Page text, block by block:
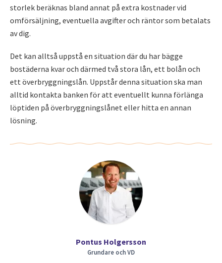
storlek beräknas bland annat på extra kostnader vid
omförsäljning, eventuella avgifter och räntor som betalats
av dig.
Det kan alltså uppstå en situation där du har bägge
bostäderna kvar och därmed två stora lån, ett bolån och
ett överbryggningslån. Uppstår denna situation ska man
alltid kontakta banken för att eventuellt kunna förlänga
löptiden på överbryggningslånet eller hitta en annan
lösning.
Pontus Holgersson
Grundare och VD